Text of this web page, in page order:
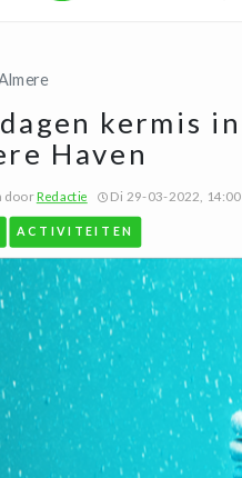
kermis in
Haven
doorRedactie Di 29-03-2022, 14:00
ACTIVITEITEN